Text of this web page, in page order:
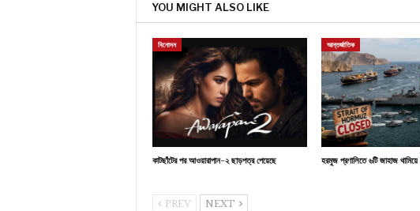
YOU MIGHT ALSO LIKE
বিনোদন
কাটছাঁটের পর আওয়ারাপান-২ ছাড়পত্র পেয়েছে
আন্তর্জাতিক
হরমুজ প্রণালিতে ৬টি জাহাজ
PREV NEXT